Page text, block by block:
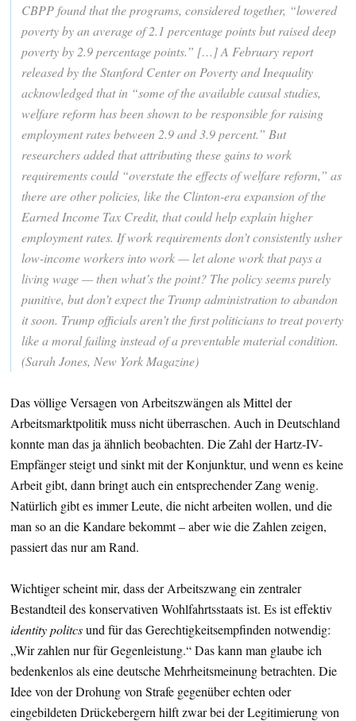
CBPP found that the programs, considered together, “lowered
poverty by an average of 2.1 percentage points but raised deep
poverty by 2.9 percentage points.” […] A February report
released by the Stanford Center on Poverty and Inequality
acknowledged that in “some of the available causal studies,
welfare reform has been shown to be responsible for raising
employment rates between 2.9 and 3.9 percent.” But
researchers added that attributing these gains to work
requirements could “overstate the effects of welfare reform,” as
there are other policies, like the Clinton-era expansion of the
Earned Income Tax Credit, that could help explain higher
employment rates. If work requirements don’t consistently usher
low-income workers into work — let alone work that pays a
living wage — then what’s the point? The policy seems purely
punitive, but don’t expect the Trump administration to abandon
it soon. Trump officials aren’t the first politicians to treat poverty
like a moral failing instead of a preventable material condition.
(Sarah Jones, New York Magazine)
Das völlige Versagen von Arbeitszwängen als Mittel der
Arbeitsmarktpolitik muss nicht überraschen. Auch in Deutschland
konnte man das ja ähnlich beobachten. Die Zahl der Hartz-IV-
Empfänger steigt und sinkt mit der Konjunktur, und wenn es keine
Arbeit gibt, dann bringt auch ein entsprechender Zang wenig.
Natürlich gibt es immer Leute, die nicht arbeiten wollen, und die
man so an die Kandare bekommt – aber wie die Zahlen zeigen,
passiert das nur am Rand.
Wichtiger scheint mir, dass der Arbeitszwang ein zentraler
Bestandteil des konservativen Wohlfahrtsstaats ist. Es ist effektiv
identity politcsund für das Gerechtigkeitsempfinden notwendig:
„Wir zahlen nur für Gegenleistung.“ Das kann man glaube ich
bedenkenlos als eine deutsche Mehrheitsmeinung betrachten. Die
Idee von der Drohung von Strafe gegenüber echten oder
eingebildeten Drückebergern hilft zwar bei der Legitimierung von